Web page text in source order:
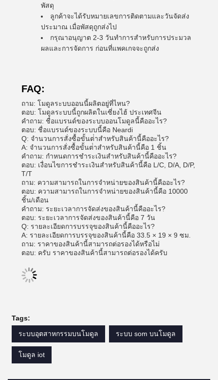
พัสดุ
ลูกค้าจะได้รับหมายเลขการติดตามและวันจัดส่ง
ประมาณ เมื่อพัสดุถูกส่งไป
กรุณาอนุญาต 2-3 วันทําการสําหรับการประมวล
ผลและการจัดการ ก่อนที่แพคเกจจะถูกส่ง
FAQ:
ถาม: โมดูลระบบออนนี้ผลิตอยู่ที่ไหน?
ตอบ: โมดูลระบบนี้ถูกผลิตในเซี่ยงไฮ้ ประเทศจีน
คําถาม: ชื่อแบรนด์ของระบบออนโมดูลนี้คืออะไร?
ตอบ: ชื่อแบรนด์ของระบบนี้คือ Neardi
Q: จํานวนการสั่งซื้อขั้นต่ําสําหรับสินค้านี้คืออะไร?
A: จํานวนการสั่งซื้อขั้นต่ําสําหรับสินค้านี้คือ 1 ชิ้น
คําถาม: กําหนดการชําระเงินสําหรับสินค้านี้คืออะไร?
ตอบ: เงื่อนไขการชําระเงินสําหรับสินค้านี้คือ L/C, D/A, D/P,
T/T
ถาม: ความสามารถในการจําหน่ายของสินค้านี้คืออะไร?
ตอบ: ความสามารถในการจําหน่ายของสินค้านี้คือ 10000
ชิ้น/เดือน
คําถาม: ระยะเวลาการจัดส่งของสินค้านี้คืออะไร?
ตอบ: ระยะเวลาการจัดส่งของสินค้านี้คือ 7 วัน
Q: รายละเอียดการบรรจุของสินค้านี้คืออะไร?
A: รายละเอียดการบรรจุของสินค้านี้คือ 33.5 × 19 × 9 ซม.
ถาม: ราคาของสินค้านี้สามารถต่อรองได้หรือไม่
ตอบ: ครับ ราคาของสินค้านี้สามารถต่อรองได้ครับ
Tags:
ระบบอุตสาหกรรมบนโมดูล
ระบบ som บนโมดูล
โมดูล iot